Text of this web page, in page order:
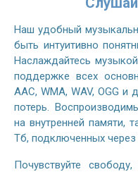
Наш удобный
быть интуитивно
Наслаждайтесь
поддержке всех
AAC, WMA, WAV, OGG
потерь.
на внутренней памяти,
Тб, подключенных через
Почувствуйте